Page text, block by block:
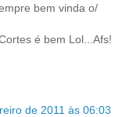
bem vinda o/
é bem Lol...Afs!
de 2011 às 06:03